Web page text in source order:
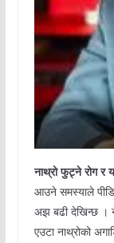
नाथ्रो फुट्ने रोग र
आउने समस्याले
अझ बढी देखिन्छ ।
एउटा नाथ्रोको